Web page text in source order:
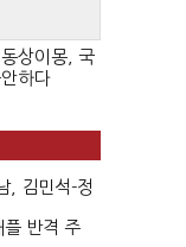
상이몽, 국
하다
, 김민석-정
플 반격 주